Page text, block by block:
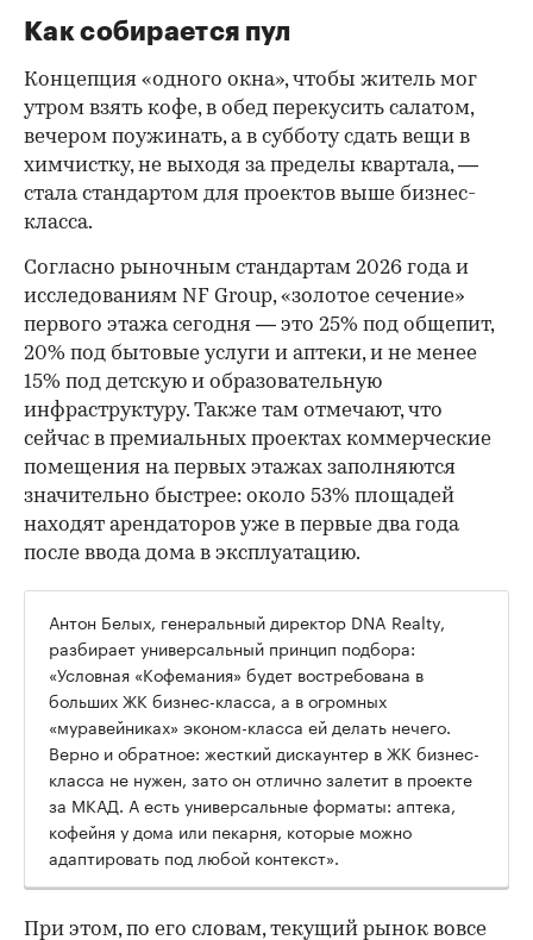
Как собирается пул
Концепция «одного окна», чтобы житель мог
утром взять кофе, в обед перекусить салатом,
вечером поужинать, а в субботу сдать вещи в
химчистку, не выходя за пределы квартала, —
стала стандартом для проектов выше бизнес-
класса.
Согласно рыночным стандартам 2026 года и
исследованиям NF Group, «золотое сечение»
первого этажа сегодня — это 25% под общепит,
20% под бытовые услуги и аптеки, и не менее
15% под детскую и образовательную
инфраструктуру. Также там отмечают, что
сейчас в премиальных проектах коммерческие
помещения на первых этажах заполняются
значительно быстрее: около 53% площадей
находят арендаторов уже в первые два года
после ввода дома в эксплуатацию.
Антон Белых, генеральный директор DNA Realty,
разбирает универсальный принцип подбора:
«Условная «Кофемания» будет востребована в
больших ЖК бизнес-класса, а в огромных
«муравейниках» эконом-класса ей делать нечего.
Верно и обратное: жесткий дискаунтер в ЖК бизнес-
класса не нужен, зато он отлично залетит в проекте
за МКАД. А есть универсальные форматы: аптека,
кофейня у дома или пекарня, которые можно
адаптировать под любой контекст».
При этом, по его словам, текущий рынок вовсе